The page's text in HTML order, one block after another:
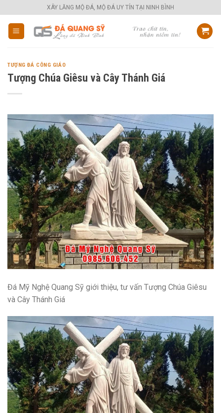
to
content
XÂY LĂNG MỘ ĐÁ, MỘ ĐÁ UY TÍN TẠI NINH BÌNH
TƯỢNG ĐÁ CÔNG GIÁO
Tượng Chúa Giêsu và Cây Thánh Giá
Đá Mỹ Nghệ Quang Sỹ giới thiệu, tư vấn Tượng Chúa Giêsu
và Cây Thánh Giá